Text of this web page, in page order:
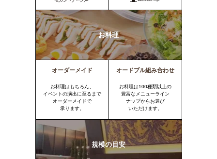
お料理
オーダーメイド
お料理はもちろん、
イベントの演出に至るまで
オーダーメイドで
承ります。
オードブル組み合わせ
お料理は100種類以上の
豊富なメニューライン
ナップからお選び
いただけます。
規模の目安